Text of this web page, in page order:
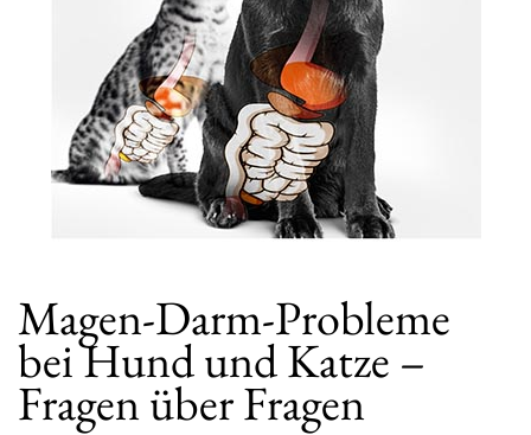
Magen-Darm-Probleme
bei Hund und Katze –
Fragen über Fragen